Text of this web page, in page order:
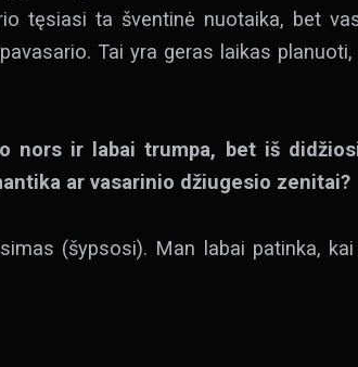
tęsiasi ta šventinė nuotaika, bet
Tai yra geras laikas
nors ir labai trumpa, bet iš
ar vasarinio džiugesio zenitai?
(šypsosi). Man labai patinka,